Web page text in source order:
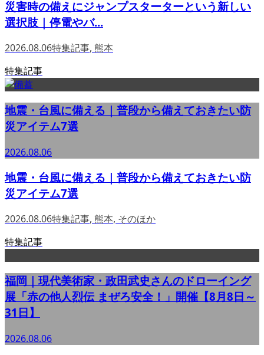
災害時の備えにジャンプスターターという新しい
選択肢｜停電やバ...
2026.08.06特集記事, 熊本
特集記事
地震・台風に備える｜普段から備えておきたい防
災アイテム7選
2026.08.06
地震・台風に備える｜普段から備えておきたい防
災アイテム7選
2026.08.06特集記事, 熊本, そのほか
特集記事
福岡｜現代美術家・政田武史さんのドローイング
展「赤の他人烈伝 まぜろ安全！」開催【8月8日～
31日】
2026.08.06